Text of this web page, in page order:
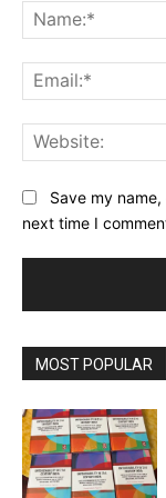
Save my
next time I
MOST POPULAR